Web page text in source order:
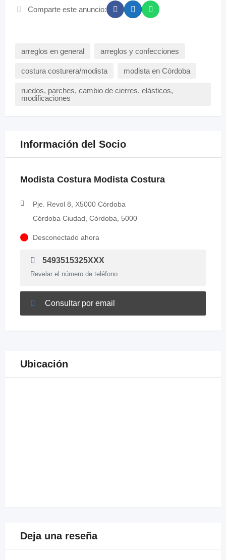
Comparte este anuncio:
arreglos en general arreglos y confecciones
costura costurera/modista modista en Córdoba
ruedos, parches, cambio de cierres, elásticos,
modificaciones
Información del Socio
Modista Costura Modista Costura
Pje. Revol 8, X5000 Córdoba
Córdoba Ciudad, Córdoba, 5000
Desconectado ahora
5493515325XXX
Revelar el número de teléfono
Consultar por email
Ubicación
Deja una reseña